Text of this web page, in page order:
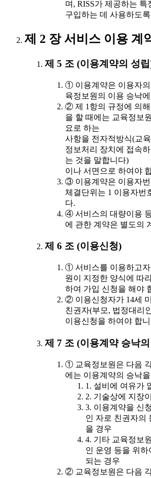
며, RISS가 제공하는
구입하는 데 사용하도
제 2 장 서비스 이용 계
제 5 조 (이용계약의 성
① 이용계약은 이용자
육정보원의 이용 승낙
② 제 1항의 규정에 의
을 할 때에는 교육정보
요로 하는
사항을 전자적방식(교
정보처리 장치에 접속
는 것을 말합니다)
이나 서면으로 하여야
③ 이용계약은 이용자
체결단위는 1 이용자번
다.
④ 서비스의 대량이용
에 관한 계약은 별도의
제 6 조 (이용신청)
① 서비스를 이용하고자
원이 지정한 양식에 따
하여 가입 신청을 해야
② 이용신청자가 14세
친권자(부모, 법정대리
이용신청을 하여야 합
제 7 조 (이용계약 승낙
① 교육정보원은 다음
에는 이용계약의 승낙
1. 설비에 여유가
2. 기술상에 지장
3. 이용계약을 신
인 자로 친권자의
을 경우
4. 기타 교육정보
인 운영 등을 위
되는 경우
② 교육정보원은 다음